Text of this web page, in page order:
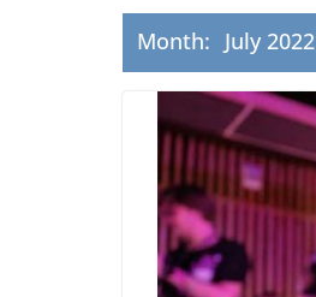
Month: July 2022